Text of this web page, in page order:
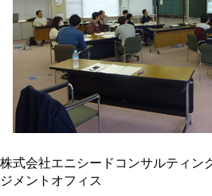
株式会社エニシードコンサルティ
ジメントオフィス